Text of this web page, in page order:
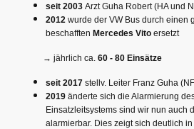
seit 2003 Arzt Guha Robert (HA und
2012 wurde der VW Bus durch einen
beschafften Mercedes Vito ersetzt
→ jährlich ca. 60 - 80 Einsätze
seit 2017 stellv. Leiter Franz Guha
2019 änderte sich die Alarmierung
Einsatzleitsystems sind wir nun auch
alarmierbar. Dies zeigt sich deutlich